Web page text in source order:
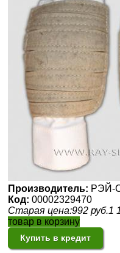
Производитель: РЭЙ-
Код: 00002329470
Старая цена:992 руб.1
товар в корзину
Купить в кредит